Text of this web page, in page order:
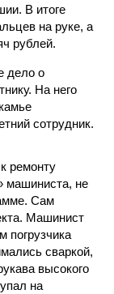
В итоге
на руке, а
рублей.
дело о
На него
сотрудник.
ремонту
машиниста, не
Сам
Машинист
погрузчика
сваркой,
высокого
на